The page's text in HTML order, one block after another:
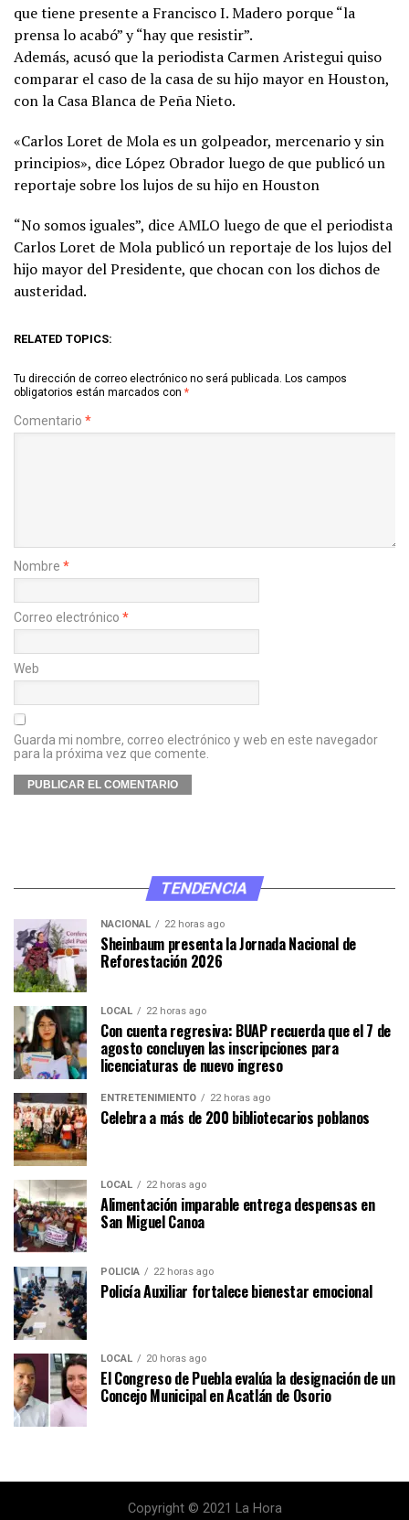
que tiene presente a Francisco I. Madero porque “la
prensa lo acabó” y “hay que resistir”.
Además, acusó que la periodista Carmen Aristegui quiso
comparar el caso de la casa de su hijo mayor en Houston,
con la Casa Blanca de Peña Nieto.
«Carlos Loret de Mola es un golpeador, mercenario y sin
principios», dice López Obrador luego de que publicó un
reportaje sobre los lujos de su hijo en Houston
“No somos iguales”, dice AMLO luego de que el periodista
Carlos Loret de Mola publicó un reportaje de los lujos del
hijo mayor del Presidente, que chocan con los dichos de
austeridad.
RELATED TOPICS:
Tu dirección de correo electrónico no será publicada. Los campos
obligatorios están marcados con *
Comentario *
Nombre *
Correo electrónico *
Web
Guarda mi nombre, correo electrónico y web en este navegador
para la próxima vez que comente.
TENDENCIA
NACIONAL 22 horas ago
Sheinbaum presenta la Jornada Nacional de
Reforestación 2026
LOCAL 22 horas ago
Con cuenta regresiva: BUAP recuerda que el 7 de
agosto concluyen las inscripciones para
licenciaturas de nuevo ingreso
ENTRETENIMIENTO 22 horas ago
Celebra a más de 200 bibliotecarios poblanos
LOCAL 22 horas ago
Alimentación imparable entrega despensas en
San Miguel Canoa
POLICÍA 22 horas ago
Policía Auxiliar fortalece bienestar emocional
LOCAL 20 horas ago
El Congreso de Puebla evalúa la designación de un
Concejo Municipal en Acatlán de Osorio
Copyright © 2021 La Hora